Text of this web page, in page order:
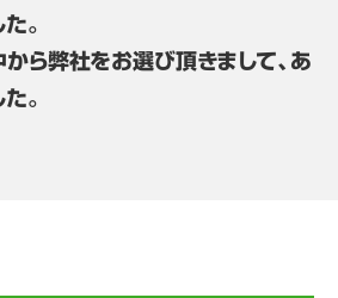
。
から弊社をお選び頂きまして、あ
。